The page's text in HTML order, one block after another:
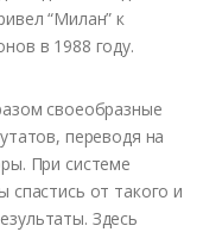
“Милан” к
в 1988 году.
своеобразные
переводя на
При системе
от такого и
Здесь